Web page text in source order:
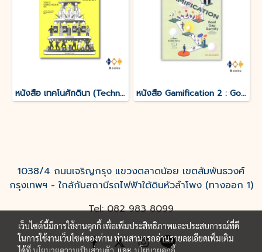
หนังสือ เทคโนศักดินา (Technofeudalism) หนังสือ Gamification 2 : Goal-Gap-Gamify จูงใจคนด้วยกลไกเกม 2
1038/4 ถนนเจริญกรุง แขวงตลาดน้อย เขตสัมพันธวงศ์
กรุงเทพฯ - ใกล้กับสถานีรถไฟฟ้าใต้ดินหัวลำโพง (ทางออก 1)
Tel: 082 983 8099
เว็บไซต์นี้มีการใช้งานคุกกี้ เพื่อเพิ่มประสิทธิภาพและประสบการณ์ที่ดี
ในการใช้งานเว็บไซต์ของท่าน ท่านสามารถอ่านรายละเอียดเพิ่มเติม